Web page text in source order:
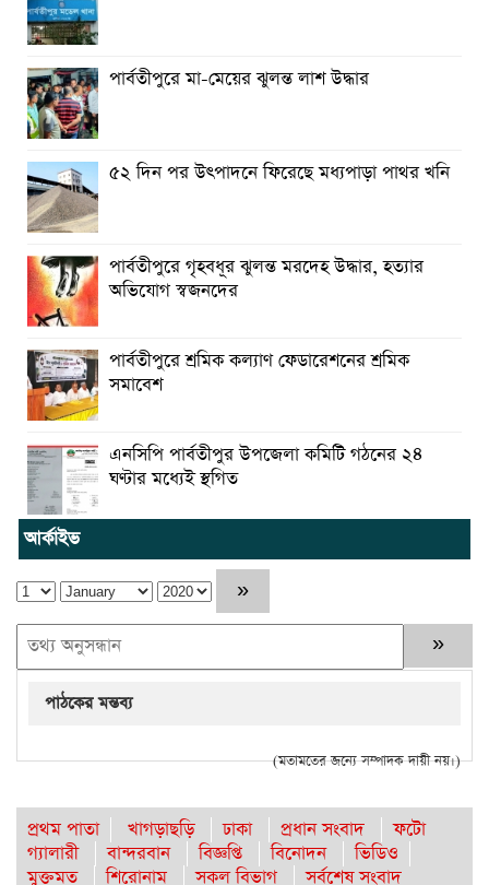
পার্বতীপুরে মা-মেয়ের ঝুলন্ত লাশ উদ্ধার
৫২ দিন পর উৎপাদনে ফিরেছে মধ্যপাড়া পাথর খনি
পার্বতীপুরে গৃহবধূর ঝুলন্ত মরদেহ উদ্ধার, হত্যার
অভিযোগ স্বজনদের
পার্বতীপুরে শ্রমিক কল্যাণ ফেডারেশনের শ্রমিক
সমাবেশ
এনসিপি পার্বতীপুর উপজেলা কমিটি গঠনের ২৪
ঘণ্টার মধ্যেই স্থগিত
আর্কাইভ
পাঠকের মন্তব্য
(মতামতের জন্যে সম্পাদক দায়ী নয়।)
প্রথম পাতা খাগড়াছড়ি ঢাকা প্রধান সংবাদ
ফটো
গ্যালারী
বান্দরবান বিজ্ঞপ্তি বিনোদন
ভিডিও
মুক্তমত
শিরোনাম সকল বিভাগ সর্বশেষ সংবাদ